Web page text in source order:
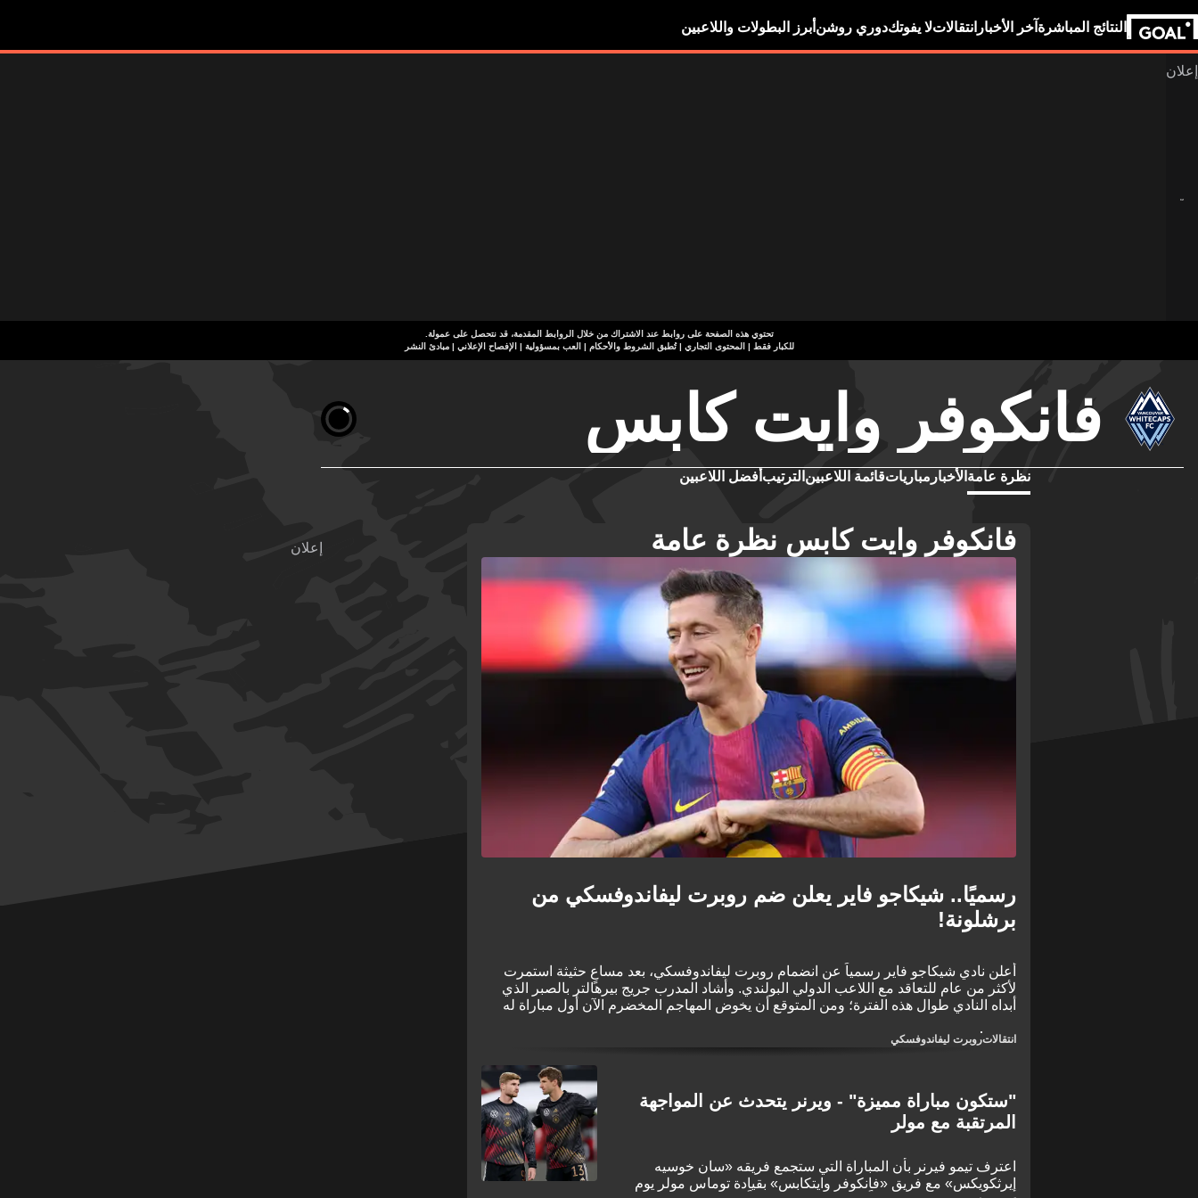
النتائج المباشرة آخر الأخبار انتقالاتلا يفوتكدوري روشن أبرز البطولات واللاعبين
تحتوي هذه الصفحة على روابط عند الاشتراك من خلال الروابط المقدمة، قد نتحصل على عمولة.
للكبار فقط | المحتوى التجاري | تُطبق الشروط والأحكام | العب بمسؤولية
| الإفصاح الإعلاني |مبادئ النشر
فانكوفر وايت كابس
نظرة عامة الأخبار مبارياتقائمة اللاعبين الترتيب أفضل اللاعبين
فانكوفر وايت كابس نظرة عامة
رسميًا.. شيكاجو فاير يعلن ضم روبرت ليفاندوفسكي من
برشلونة!
أعلن نادي شيكاجو فاير رسمياً عن انضمام روبرت ليفاندوفسكي، بعد مساعٍ حثيثة استمرت
لأكثر من عام للتعاقد مع اللاعب الدولي البولندي. وأشاد المدرب جريج بيرهالتر بالصبر الذي
أبداه النادي طوال هذه الفترة؛ ومن المتوقع أن يخوض المهاجم المخضرم الآن أول مباراة له
مولر.
انتقالاتروبرت ليفاندوفسكي
"ستكون مباراة مميزة" - ويرنر يتحدث عن المواجهة
المرتقبة مع مولر
اعترف تيمو فيرنر بأن المباراة التي ستجمع فريقه «سان خوسيه
إيرثكويكس» مع فريق «فانكوفر وايتكابس» بقيادة توماس مولر يوم